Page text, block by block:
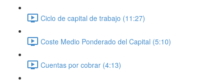
Ciclo de capital de trabajo (11:27)
Coste Medio Ponderado del Capital (5:10)
Cuentas por cobrar (4:13)